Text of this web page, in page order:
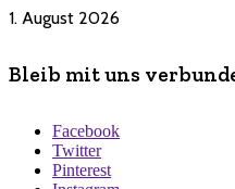
1. August 2026
Bleib mit uns
Facebook
Twitter
Pinterest